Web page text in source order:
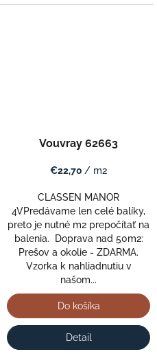
Vouvray 62663
€22,70 / m2
CLASSEN MANOR
4VPredávame len celé balíky,
preto je nutné m2 prepočítať na
balenia. Doprava nad 50m2:
Prešov a okolie - ZDARMA.
Vzorka k nahliadnutiu v
našom...
Do košíka
Detail